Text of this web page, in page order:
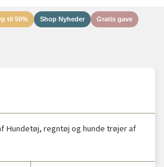
til 50% Shop Nyheder Gratis gave
Hundetøj, regntøj og hunde trøjer af